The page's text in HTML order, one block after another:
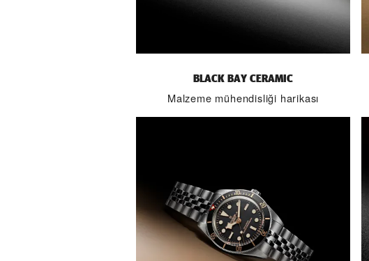
BLACK BAY CERAMIC
Malzeme mühendisliği harikası